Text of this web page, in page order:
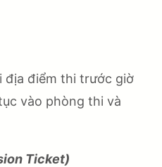
địa điểm thi trước giờ
vào phòng thi và
Ticket)